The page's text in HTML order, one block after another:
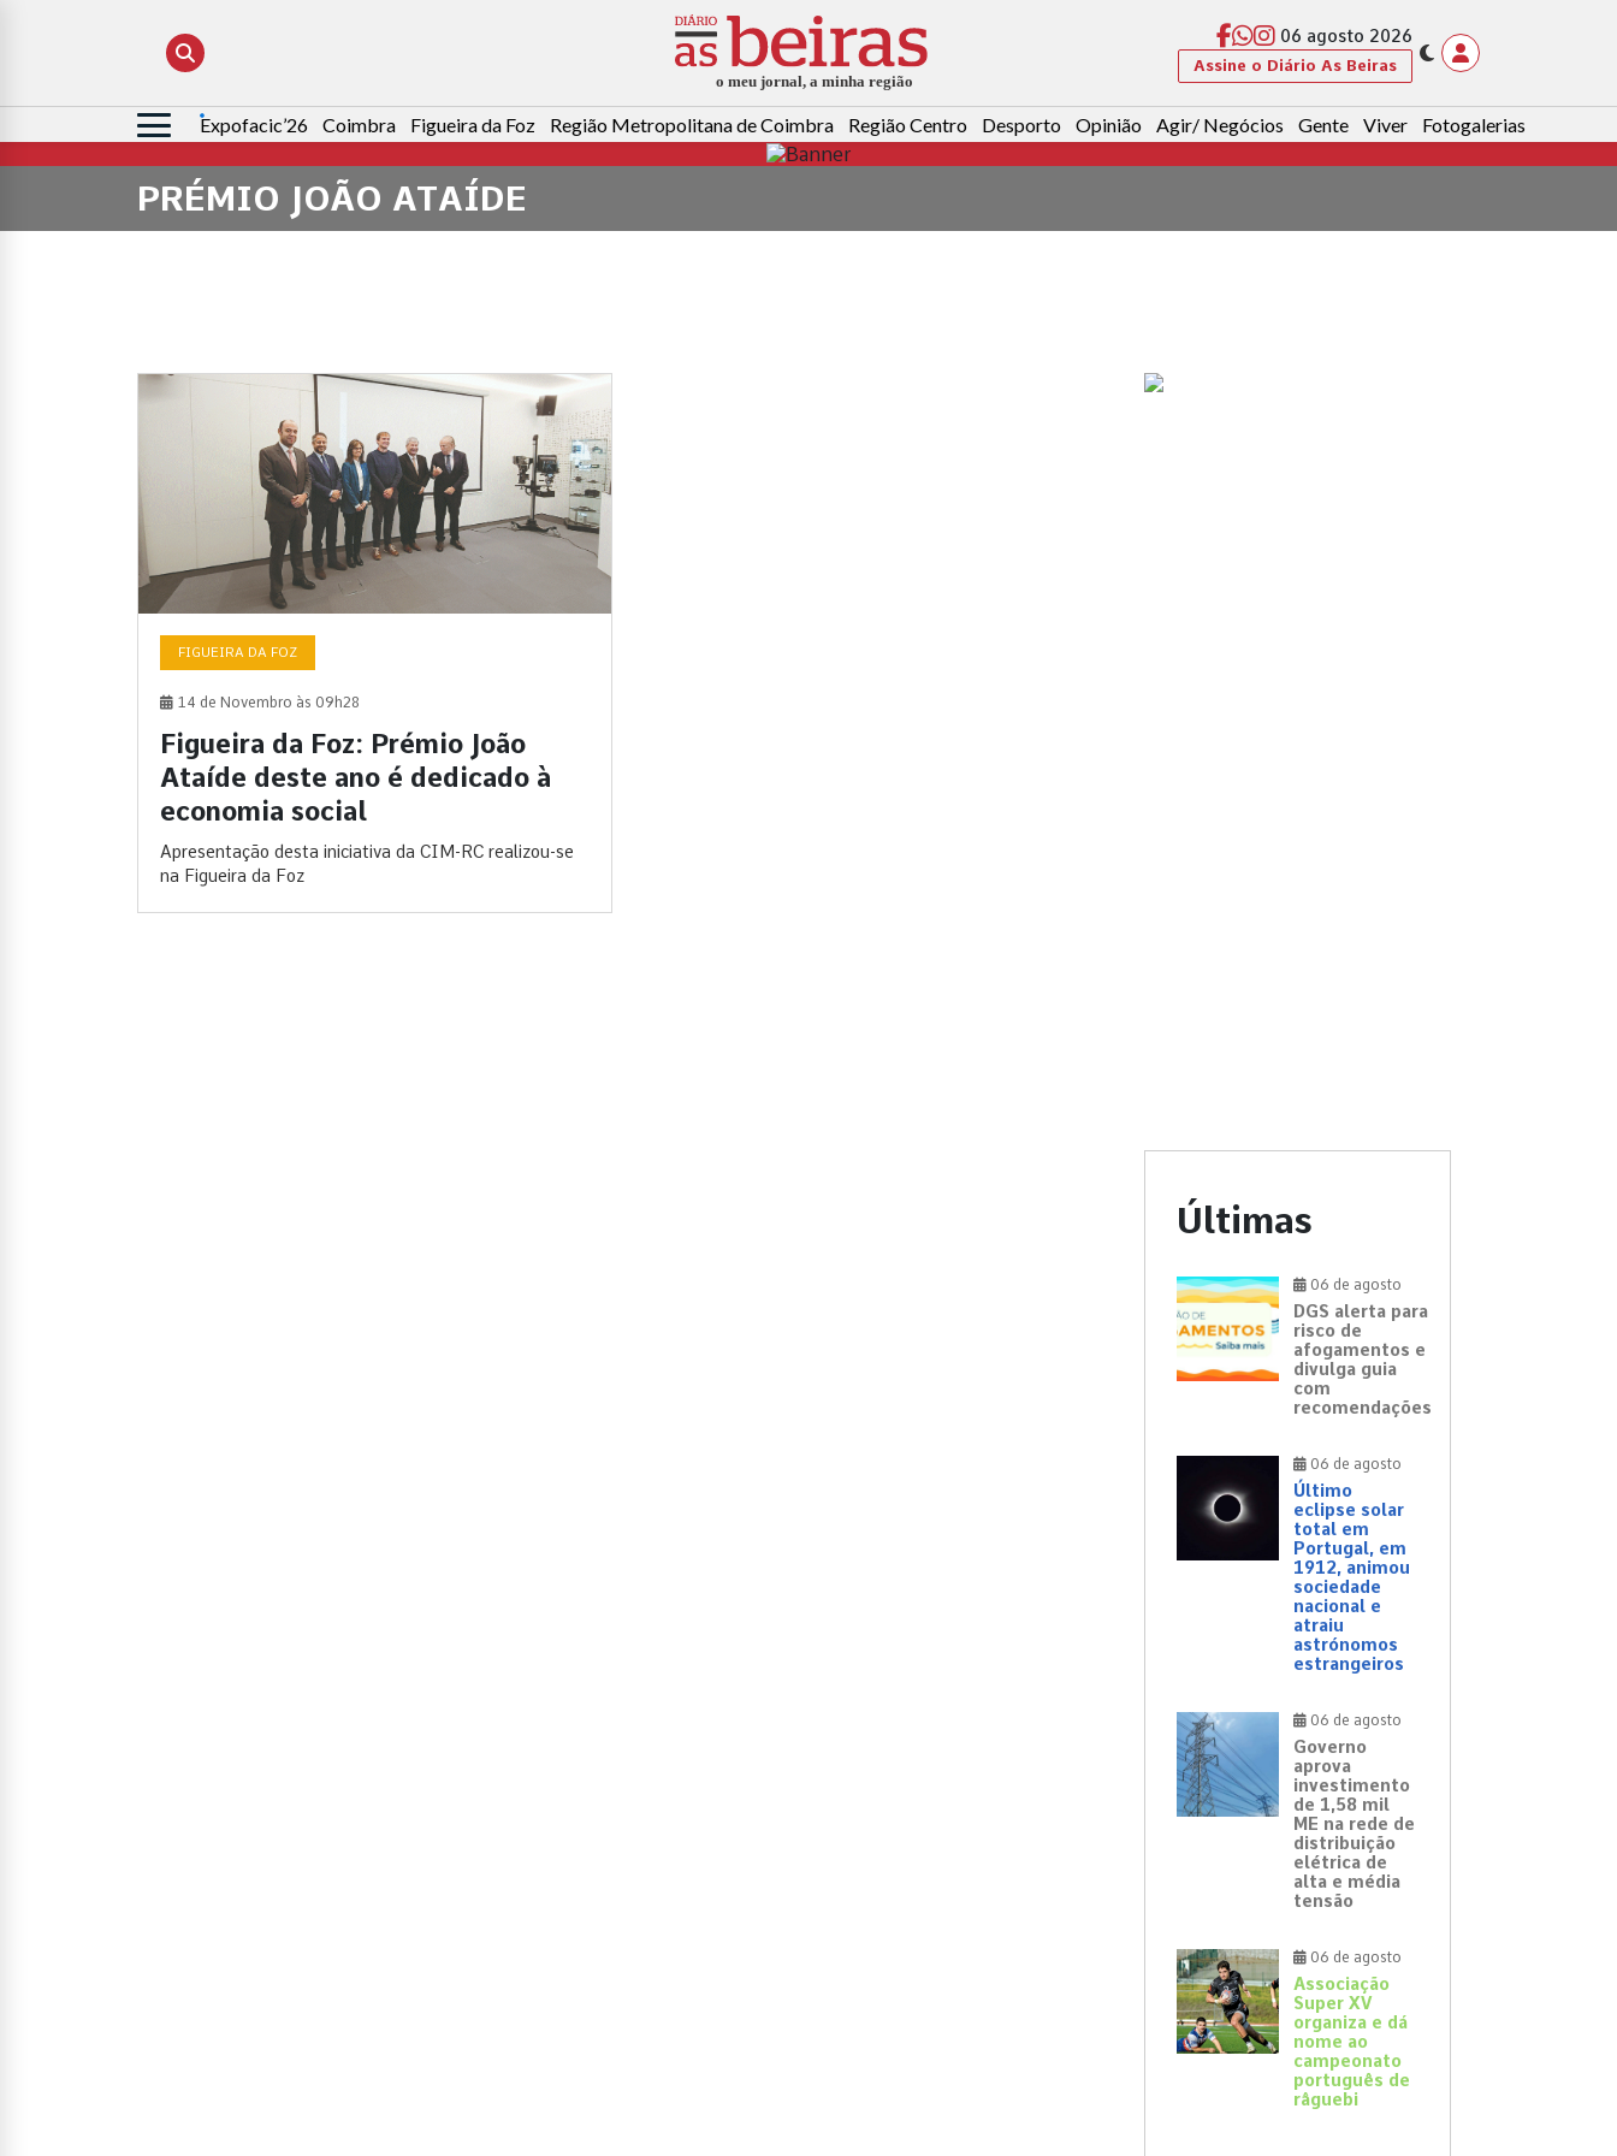
06 agosto 2026
Assine o Diário As Beiras
Pesquisar
por:
Expofacic’26 Coimbra Figueira da Foz Região Metropolitana de Coimbra Região Centro Desporto Opinião Agir/ Negócios Gente Viver Fotogalerias
PRÉMIO JOÃO ATAÍDE
FIGUEIRA DA FOZ
14 de Novembro às 09h28
Figueira da Foz: Prémio João
Ataíde deste ano é dedicado à
economia social
Apresentação desta iniciativa da CIM-RC realizou-se
na Figueira da Foz
Últimas
06 de agosto
DGS alerta para
risco de
afogamentos e
divulga guia
com
recomendações
06 de agosto
Último
eclipse solar
total em
Portugal, em
1912, animou
sociedade
nacional e
atraiu
astrónomos
estrangeiros
06 de agosto
Governo
aprova
investimento
de 1,58 mil
ME na rede de
distribuição
elétrica de
alta e média
tensão
06 de agosto
Associação
Super XV
organiza e dá
nome ao
campeonato
português de
râguebi